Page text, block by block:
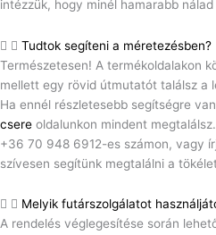
intézzük, hogy minél hamarabb
Tudtok segíteni a méretezésben?
Természetesen! A termékoldalakon
mellett egy rövid útmutatót találsz a
Ha ennél részletesebb segítségre
csere oldalunkon mindent
+36 70 948 6912-es számon, vagy
szívesen segítünk megtalálni a
Melyik futárszolgálatot
A rendelés véglegesítése során